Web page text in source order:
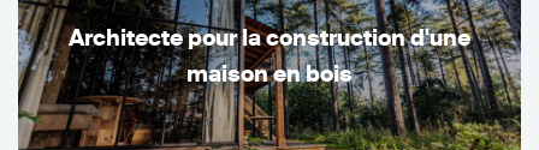
Architecte pour la construction d'une
maison en bois